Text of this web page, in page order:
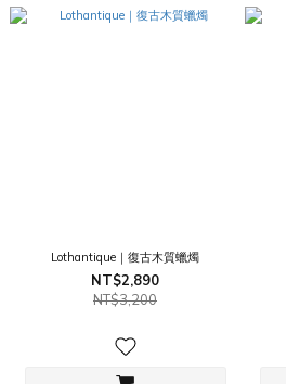
Lothantique｜復古木質蠟燭
NT$2,890
NT$3,200